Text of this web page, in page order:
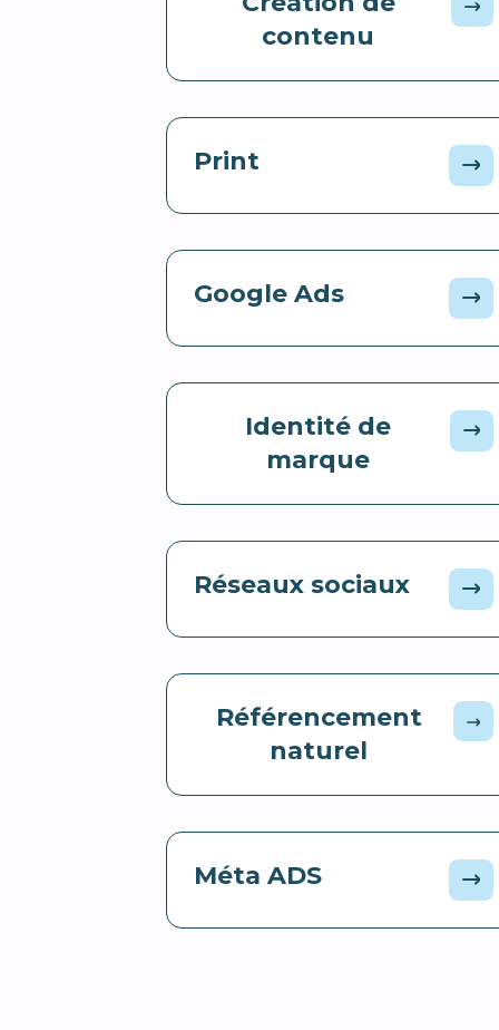
contenu
Print
Google Ads
Identité de
marque
Réseaux sociaux
Référencement
naturel
Méta ADS